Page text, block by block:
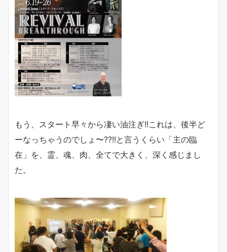
もう、スタート早々から凄い油注ぎ!!これは、後半ど
ーなっちゃうのでしょ〜??!!と言うくらい「主の臨
在」を、霊、魂、肉、全てで大きく、深く感じまし
た。